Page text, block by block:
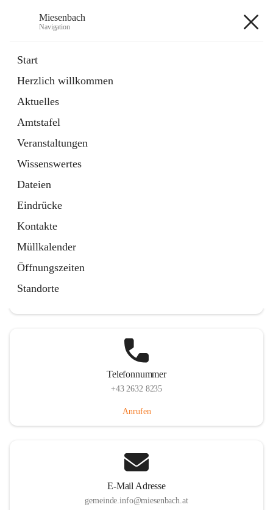
Miesenbach
Navigation
Start
Herzlich willkommen
Aktuelles
Amtstafel
Veranstaltungen
Wissenswertes
Dateien
Eindrücke
Kontakte
Müllkalender
Öffnungszeiten
Standorte
Externe Webseite
in
Tab
Region Schneebergland
Externe Webseite
öffnet
in
neuem
Tab
Telefonnummer
+43 2632 8235
Anrufen
E-Mail Adresse
gemeinde.info@miesenbach.at